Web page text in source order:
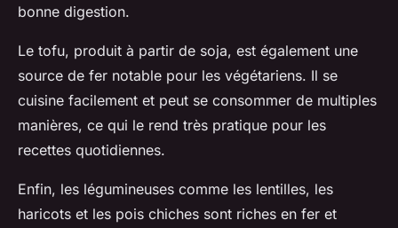
bonne digestion.
Le tofu, produit à partir de soja, est également une
source de fer notable pour les végétariens. Il se
cuisine facilement et peut se consommer de multiples
manières, ce qui le rend très pratique pour les
recettes quotidiennes.
Enfin, les légumineuses comme les lentilles, les
haricots et les pois chiches sont riches en fer et